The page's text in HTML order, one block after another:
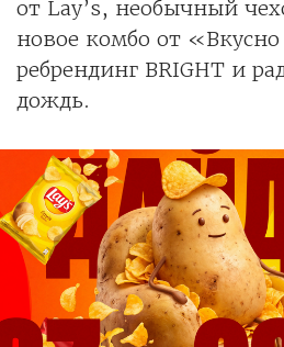
от Lay’s, необычный
новое комбо от
ребрендинг BRIGHT и
дождь.